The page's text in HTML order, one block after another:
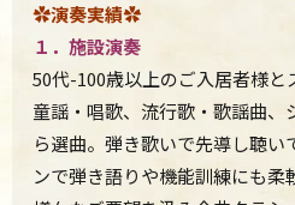
✿演奏実績✿
１．施設演奏
50代-100歳以上のご入居者様
童謡・唱歌、流行歌・歌謡曲、
ら選曲。弾き歌いで先導し聴い
ンで弾き語りや機能訓練にも柔